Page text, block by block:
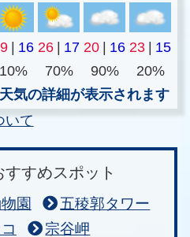
| 16 26 | 17 20 | 16 23 | 15
10% 70% 90%
20%
気の詳細が表示されます
いて
すめスポット
園
五稜郭タワー
宗谷岬